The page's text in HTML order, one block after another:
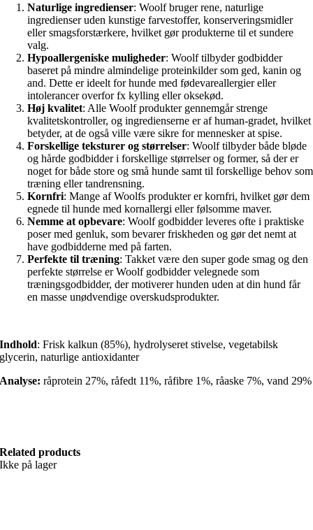
Naturlige ingredienser: Woolf bruger rene, naturlige
ingredienser uden kunstige farvestoffer, konserveringsmidler
eller smagsforstærkere, hvilket gør produkterne til et sundere
valg.
Hypoallergeniske muligheder: Woolf tilbyder godbidder
baseret på mindre almindelige proteinkilder som ged, kanin og
and. Dette er ideelt for hunde med fødevareallergier eller
intolerancer overfor fx kylling eller oksekød.
Høj kvalitet: Alle Woolf produkter gennemgår strenge
kvalitetskontroller, og ingredienserne er af human-gradet, hvilket
betyder, at de også ville være sikre for mennesker at spise.
Forskellige teksturer og størrelser: Woolf tilbyder både bløde
og hårde godbidder i forskellige størrelser og former, så der er
noget for både store og små hunde samt til forskellige behov som
træning eller tandrensning.
Kornfri: Mange af Woolfs produkter er kornfri, hvilket gør dem
egnede til hunde med kornallergi eller følsomme maver.
Nemme at opbevare: Woolf godbidder leveres ofte i praktiske
poser med genluk, som bevarer friskheden og gør det nemt at
have godbidderne med på farten.
Perfekte til træning: Takket være den super gode smag og den
perfekte størrelse er Woolf godbidder velegnede som
træningsgodbidder, der motiverer hunden uden at din hund får
en masse unødvendige overskudsprodukter.
Indhold: Frisk kalkun (85%), hydrolyseret stivelse, vegetabilsk
glycerin, naturlige antioxidanter
Analyse: råprotein 27%, råfedt 11%, råfibre 1%, råaske 7%, vand 29%
Related products
Ikke på lager